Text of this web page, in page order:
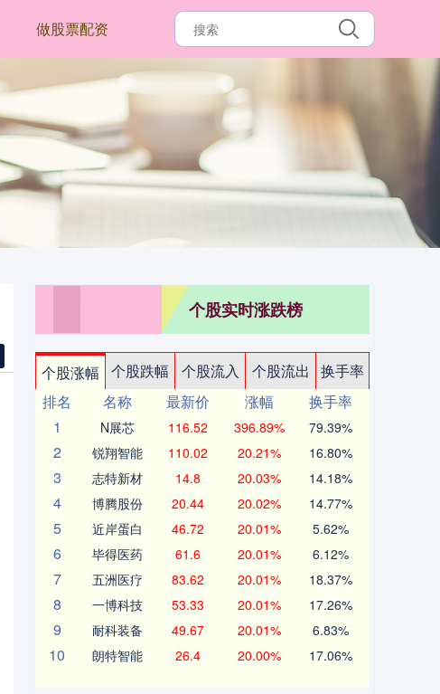
做股票配资
个股实时涨跌榜
个股涨幅 个股跌幅 个股流入 个股流出
换手率
排名
名称 最新价 涨幅
换手率
1
N展芯 116.52 396.89% 79.39%
2 锐翔智能 110.02 20.21% 16.80%
3 志特新材 14.8 20.03% 14.18%
4 博腾股份 20.44 20.02% 14.77%
5 近岸蛋白 46.72 20.01% 5.62%
6 毕得医药 61.6 20.01% 6.12%
7 五洲医疗 83.62 20.01% 18.37%
8 一博科技 53.33 20.01% 17.26%
9 耐科装备 49.67 20.01% 6.83%
10 朗特智能 26.4 20.00% 17.06%